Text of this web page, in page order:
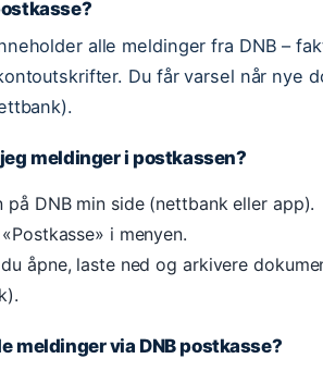
alle meldinger fra DNB –
Du får varsel når nye
meldinger i postkassen?
på DNB min side (nettbank eller app).
i menyen.
åpne, laste ned og arkivere
meldinger via DNB postkasse?